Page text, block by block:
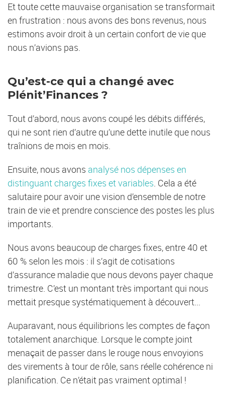
Et toute cette mauvaise organisation se transformait
en frustration : nous avons des bons revenus, nous
estimons avoir droit à un certain confort de vie que
nous n’avions pas.
Qu’est-ce qui a changé avec
Plénit’Finances ?
Tout d’abord, nous avons coupé les débits différés,
qui ne sont rien d’autre qu’une dette inutile que nous
traînions de mois en mois.
Ensuite, nous avons analysé nos dépenses en
distinguant charges fixes et variables. Cela a été
salutaire pour avoir une vision d’ensemble de notre
train de vie et prendre conscience des postes les plus
importants.
Nous avons beaucoup de charges fixes, entre 40 et
60 % selon les mois : il s’agit de cotisations
d’assurance maladie que nous devons payer chaque
trimestre. C’est un montant très important qui nous
mettait presque systématiquement à découvert...
Auparavant, nous équilibrions les comptes de façon
totalement anarchique. Lorsque le compte joint
menaçait de passer dans le rouge nous envoyions
des virements à tour de rôle, sans réelle cohérence ni
planification. Ce n’était pas vraiment optimal !